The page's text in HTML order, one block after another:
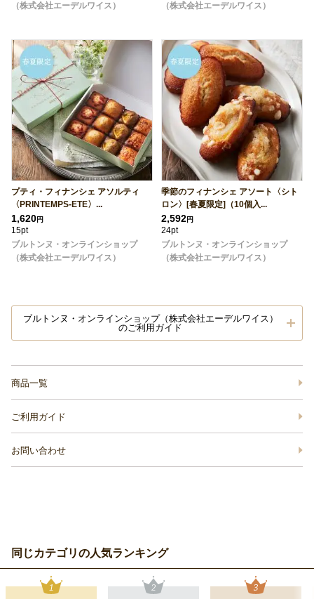
（株式会社エーデルワイス）
（株式会社エーデルワイス）
プティ・フィナンシェ アソルティ
〈PRINTEMPS-ETE〉...
1,620円
15pt
ブルトンヌ・オンラインショップ
（株式会社エーデルワイス）
季節のフィナンシェ アソート〈シト
ロン〉[春夏限定]（10個入...
2,592円
24pt
ブルトンヌ・オンラインショップ
（株式会社エーデルワイス）
ブルトンヌ・オンラインショップ（株式会社エーデルワイス）
のご利用ガイド
商品一覧
ご利用ガイド
お問い合わせ
同じカテゴリの人気ランキング